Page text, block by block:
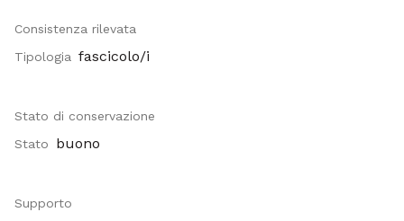
Consistenza rilevata
Tipologia fascicolo/i
Stato di conservazione
Stato
buono
Supporto